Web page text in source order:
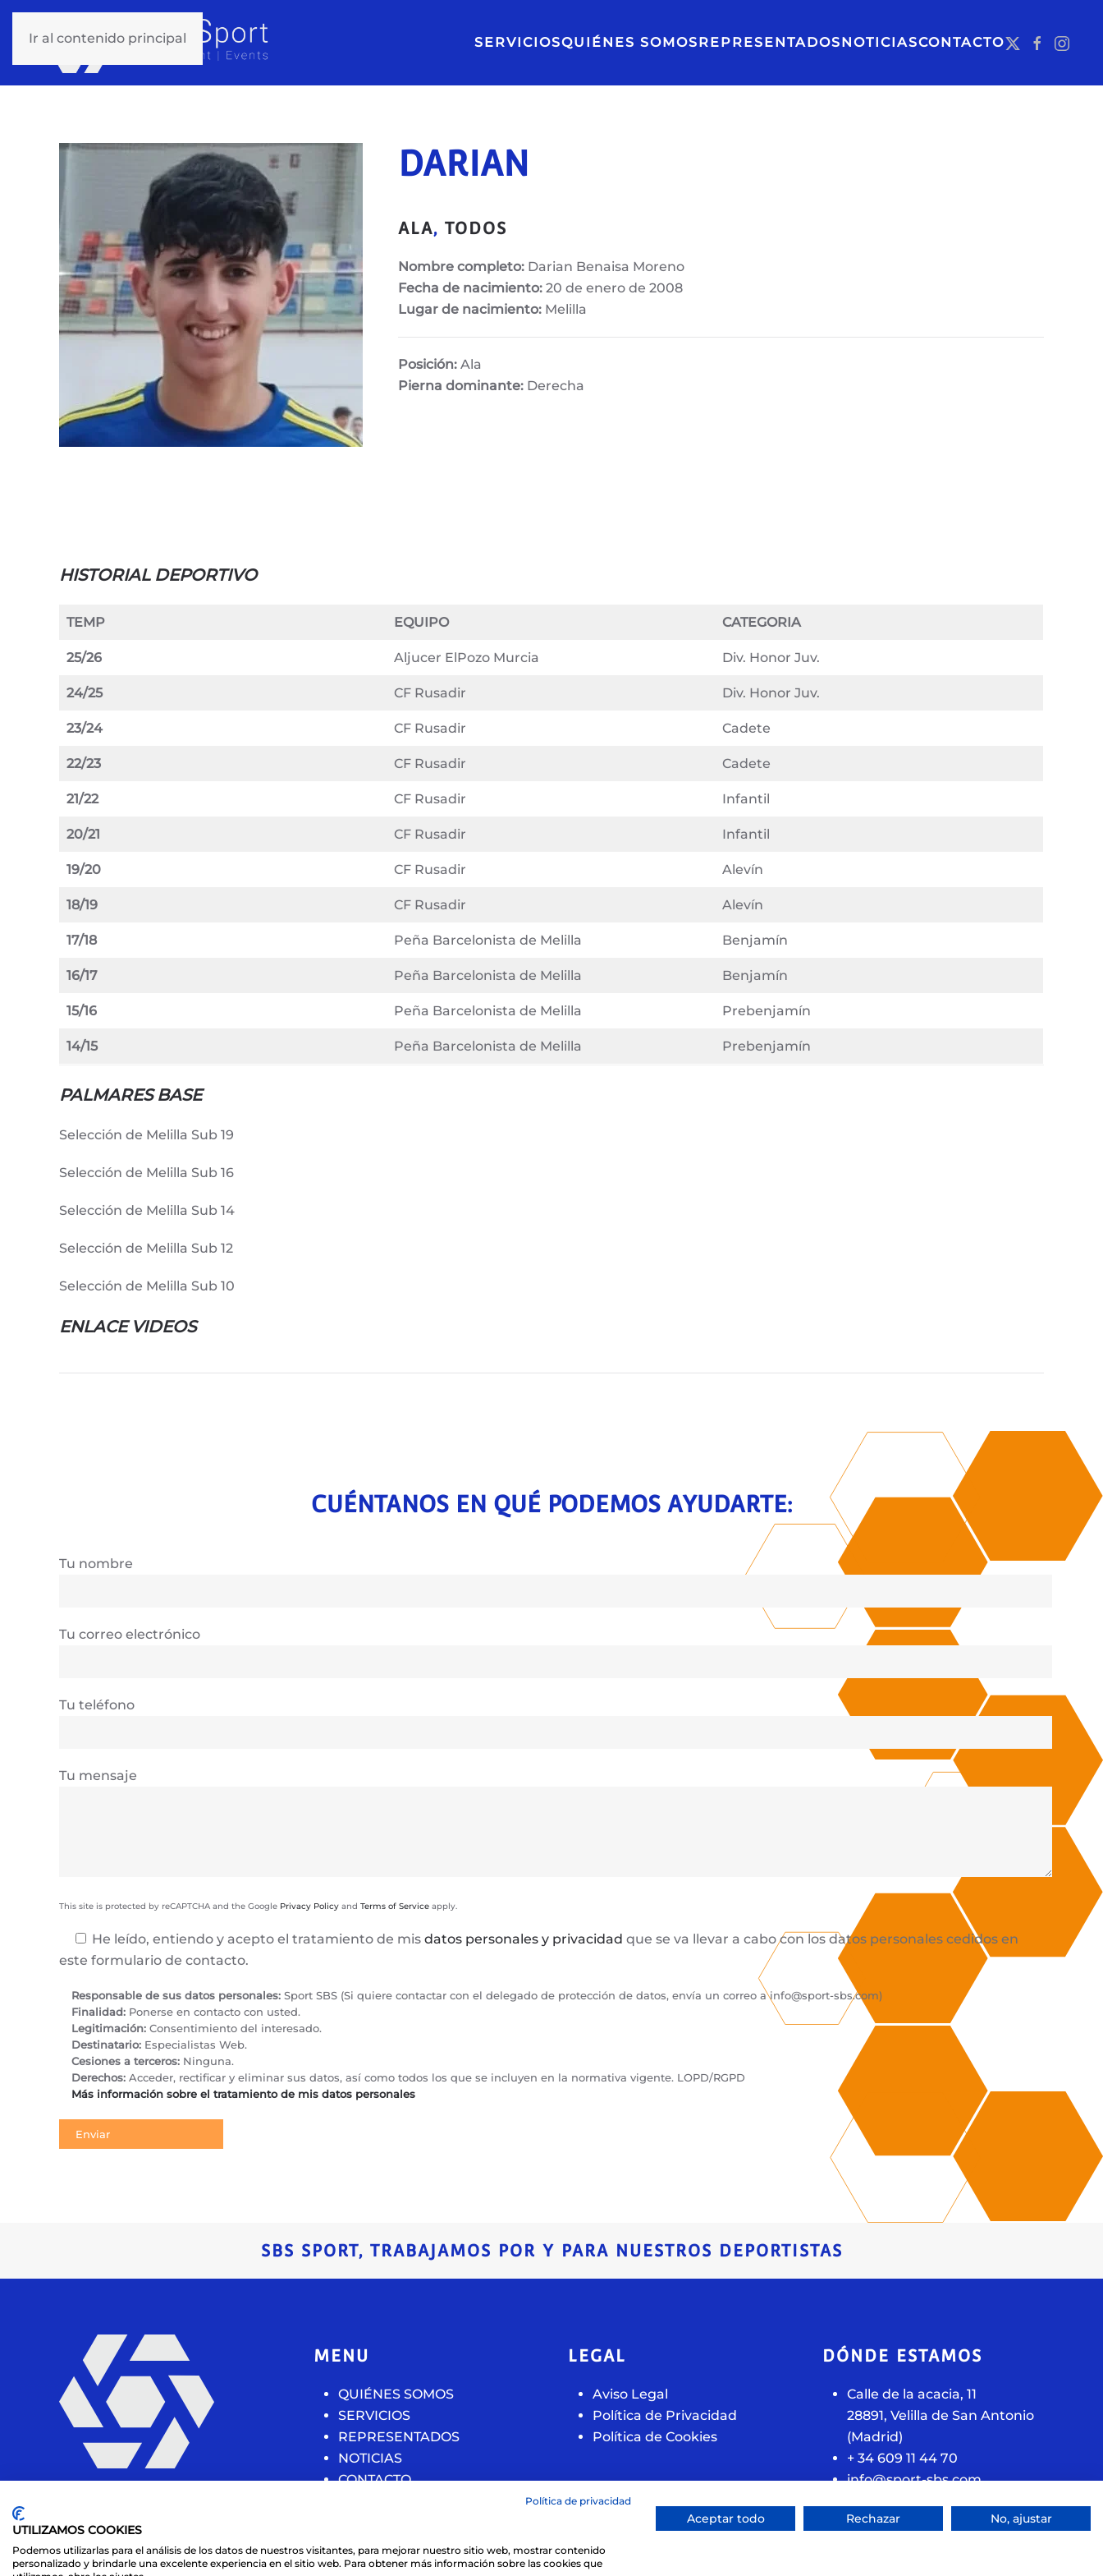
Ir al contenido principal SERVICIOSQUIÉNES SOMOSREPRESENTADOSNOTICIASCONTACTO
DARIAN
ALA,TODOS
Nombre completo: Darian Benaisa Moreno
Fecha de nacimiento:20 de enero de 2008
Lugar de nacimiento: Melilla
Posición:Ala
Pierna dominante: Derecha
HISTORIAL DEPORTIVO
TEMP EQUIPO CATEGORIA
25/26 Aljucer ElPozo Murcia Div. Honor Juv.
24/25 CF Rusadir Div. Honor Juv.
23/24 CF Rusadir Cadete
22/23 CF Rusadir Cadete
21/22 CF Rusadir Infantil
20/21 CF Rusadir Infantil
19/20 CF Rusadir Alevín
18/19 CF Rusadir Alevín
17/18 Peña Barcelonista de Melilla Benjamín
16/17 Peña Barcelonista de Melilla Benjamín
15/16 Peña Barcelonista de Melilla Prebenjamín
14/15 Peña Barcelonista de Melilla Prebenjamín
PALMARES BASE
Selección de Melilla Sub 19
Selección de Melilla Sub 16
Selección de Melilla Sub 14
Selección de Melilla Sub 12
Selección de Melilla Sub 10
ENLACE VIDEOS
CUÉNTANOS EN QUÉ PODEMOS AYUDARTE:
Tu nombre
Tu correo electrónico
Tu teléfono
Tu mensaje
This site is protected by reCAPTCHA and the Google Privacy Policy and Terms of Service apply.
He leído, entiendo y acepto el tratamiento de mis datos personales y privacidad que se va llevar a cabo con los datos personales cedidos en
este formulario de contacto.
Responsable de sus datos personales: Sport SBS (Si quiere contactar con el delegado de protección de datos, envía un correo ainfo@sport-sbs.com)
Finalidad: Ponerse en contacto con usted.
Legitimación: Consentimiento del interesado.
Destinatario: Especialistas Web.
Cesiones a terceros: Ninguna.
Derechos: Acceder, rectificar y eliminar sus datos, así como todos los que se incluyen en la normativa vigente. LOPD/RGPD
Más información sobre el tratamiento de mis datos personales
SBS SPORT, TRABAJAMOS POR Y PARA NUESTROS DEPORTISTAS
MENU
QUIÉNES SOMOS
SERVICIOS
REPRESENTADOS
NOTICIAS
CONTACTO
LEGAL
Aviso Legal
Política de Privacidad
Política de Cookies
DÓNDE ESTAMOS
Calle de la acacia, 11
28891, Velilla de San Antonio
(Madrid)
+ 34 609 11 44 70
info@sport-sbs.com
© 2021 SBS Sport Gestión Deportiva
Política de privacidad
UTILIZAMOS COOKIES
Podemos utilizarlas para el análisis de los datos de nuestros visitantes, para mejorar nuestro sitio web, mostrar contenido
personalizado y brindarle una excelente experiencia en el sitio web. Para obtener más información sobre las cookies que
Aceptar todo Rechazar No, ajustar